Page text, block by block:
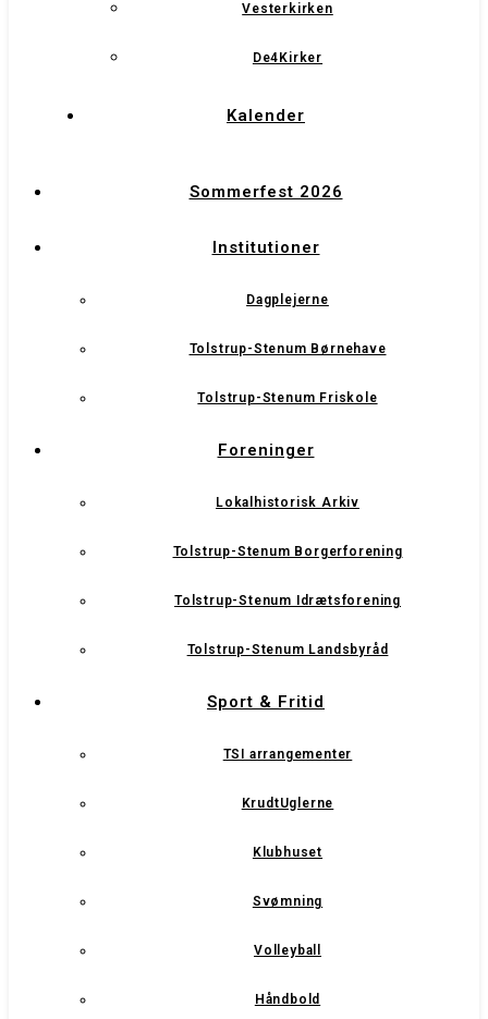
Vesterkirken
De4Kirker
Kalender
Sommerfest 2026
Institutioner
Dagplejerne
Tolstrup-Stenum Børnehave
Tolstrup-Stenum Friskole
Foreninger
Lokalhistorisk Arkiv
Tolstrup-Stenum Borgerforening
Tolstrup-Stenum Idrætsforening
Tolstrup-Stenum Landsbyråd
Sport & Fritid
TSI arrangementer
KrudtUglerne
Klubhuset
Svømning
Volleyball
Håndbold